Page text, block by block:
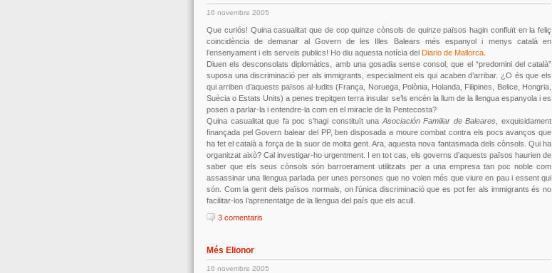
16 novembre 2005
Que curiós! Quina casualitat que de cop quinze cònsols de quinze països hagin confluït en la feliç
coincidència de demanar al Govern de les Illes Balears més espanyol i menys català en
l’ensenyament i els serveis publics! Ho diu aquesta notícia del Diario de Mallorca
Diuen els desconsolats diplomàtics, amb una gosadia sense consol, que el “predomini del català”
suposa una discriminació per als immigrants, especialment els qui acaben d’arribar. ¿O és que els
qui arriben d’aquests països al·ludits (França, Noruega, Polònia, Holanda, Filipines, Belice, Hongria,
Suècia o Estats Units) a penes trepitgen terra insular se’ls encén la llum de la llengua espanyola i es
posen a parlar-la i entendre-la com en el miracle de la Pentecosta?
Quina casualitat que fa poc s’hagi constituït una Asociación Familiar de Baleares
, exquisidament
finançada pel Govern balear del PP, ben disposada a moure combat contra els pocs avanços que
ha fet el català a força de la suor de molta gent. Ara, aquesta nova fantasmada dels cònsols. Qui ha
organitzat això? Cal investigar-ho urgentment. I en tot cas, els governs d’aquests països haurien de
saber que els seus cònsols són barroerament utilitzats per a una empresa tan poc noble com
assassinar una llengua parlada per unes persones que no volen més que viure en pau i essent qui
són. Com la gent dels països normals, on l’única discriminació que es pot fer als immigrants és no
facilitar-los l’aprenentatge de la llengua del país que els acull.
3 comentaris
Més Elionor
16 novembre 2005